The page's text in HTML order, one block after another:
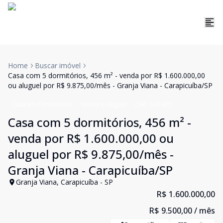
Home
Buscar imóvel
Casa com 5 dormitórios, 456 m² - venda por R$ 1.600.000,00
ou aluguel por R$ 9.875,00/mês - Granja Viana - Carapicuíba/SP
Casa com 5 dormitórios, 456 m² -
venda por R$ 1.600.000,00 ou
aluguel por R$ 9.875,00/mês -
Granja Viana - Carapicuíba/SP
Granja Viana, Carapicuíba - SP
R$ 1.600.000,00
R$ 9.500,00/ mês